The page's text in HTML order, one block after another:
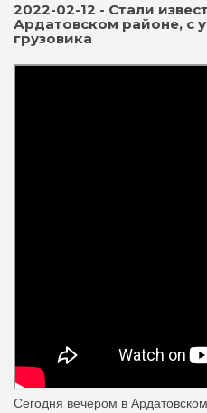
2022-02-12 - Стали
Ардатовском районе, с
грузовика
Сегодня вечером в